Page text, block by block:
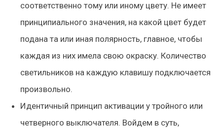
соответственно тому или иному цвету. Не имеет
принципиального значения, на какой цвет будет
подана та или иная полярность, главное, чтобы
каждая из них имела свою окраску. Количество
светильников на каждую клавишу подключается
произвольно.
Идентичный принцип активации у тройного или
четверного выключателя. Войдем в суть,